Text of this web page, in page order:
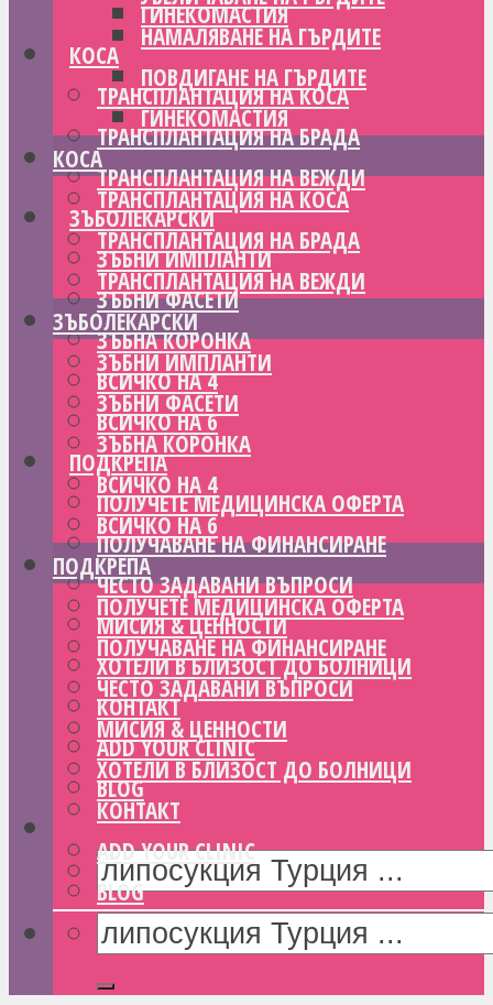
ГИНЕКОМАСТИЯ
КОСА
ТРАНСПЛАНТАЦИЯ НА КОСА
ТРАНСПЛАНТАЦИЯ НА БРАДА
ТРАНСПЛАНТАЦИЯ НА ВЕЖДИ
ЗЪБОЛЕКАРСКИ
ЗЪБНИ ИМПЛАНТИ
ЗЪБНИ ФАСЕТИ
ЗЪБНА КОРОНКА
ВСИЧКО НА 4
ВСИЧКО НА 6
ПОДКРЕПА
ПОЛУЧЕТЕ МЕДИЦИНСКА ОФЕРТА
ПОЛУЧАВАНЕ НА ФИНАНСИРАНЕ
ЧЕСТО ЗАДАВАНИ ВЪПРОСИ
МИСИЯ & ЦЕННОСТИ
ХОТЕЛИ В БЛИЗОСТ ДО БОЛНИЦИ
КОНТАКТ
ADD YOUR CLINIC
BLOG
НАМАЛЯВАНЕ НА ГЪРДИТЕ
ПОВДИГАНЕ НА ГЪРДИТЕ
ГИНЕКОМАСТИЯ
КОСА
ТРАНСПЛАНТАЦИЯ НА КОСА
ТРАНСПЛАНТАЦИЯ НА БРАДА
ТРАНСПЛАНТАЦИЯ НА ВЕЖДИ
ЗЪБОЛЕКАРСКИ
ЗЪБНИ ИМПЛАНТИ
ЗЪБНИ ФАСЕТИ
ЗЪБНА КОРОНКА
ВСИЧКО НА 4
ВСИЧКО НА 6
ПОДКРЕПА
ПОЛУЧЕТЕ МЕДИЦИНСКА ОФЕРТА
ПОЛУЧАВАНЕ НА ФИНАНСИРАНЕ
ЧЕСТО ЗАДАВАНИ ВЪПРОСИ
МИСИЯ & ЦЕННОСТИ
ХОТЕЛИ В БЛИЗОСТ ДО БОЛНИЦИ
КОНТАКТ
ADD YOUR CLINIC
BLOG